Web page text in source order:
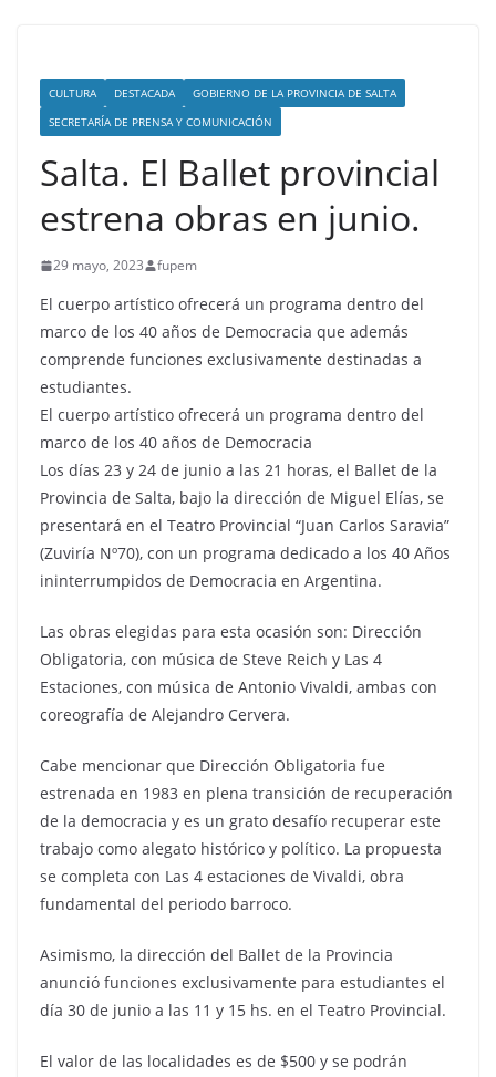
CULTURA DESTACADA
GOBIERNO DE LA PROVINCIA DE SALTA
SECRETARÍA DE PRENSA Y COMUNICACIÓN
Salta. El Ballet provincial
estrena obras en junio.
29 mayo, 2023 fupem
El cuerpo artístico ofrecerá un programa dentro del
marco de los 40 años de Democracia que además
comprende funciones exclusivamente destinadas a
estudiantes.
El cuerpo artístico ofrecerá un programa dentro del
marco de los 40 años de Democracia
Los días 23 y 24 de junio a las 21 horas, el Ballet de la
Provincia de Salta, bajo la dirección de Miguel Elías, se
presentará en el Teatro Provincial “Juan Carlos Saravia”
(Zuviría Nº70), con un programa dedicado a los 40 Años
ininterrumpidos de Democracia en Argentina.
Las obras elegidas para esta ocasión son: Dirección
Obligatoria, con música de Steve Reich y Las 4
Estaciones, con música de Antonio Vivaldi, ambas con
coreografía de Alejandro Cervera.
Cabe mencionar que Dirección Obligatoria fue
estrenada en 1983 en plena transición de recuperación
de la democracia y es un grato desafío recuperar este
trabajo como alegato histórico y político. La propuesta
se completa con Las 4 estaciones de Vivaldi, obra
fundamental del periodo barroco.
Asimismo, la dirección del Ballet de la Provincia
anunció funciones exclusivamente para estudiantes el
día 30 de junio a las 11 y 15 hs. en el Teatro Provincial.
El valor de las localidades es de $500 y se podrán